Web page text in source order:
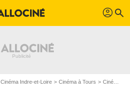
profil search
Cinéma Indre-et-Loire Cinéma à Tours Cinéma CGR Tours Centre